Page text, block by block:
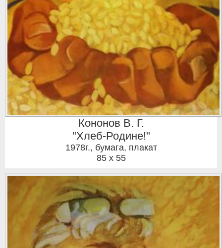
Кононов В. Г.
"Хлеб-Родине!"
1978г., бумага, плакат
85 x 55